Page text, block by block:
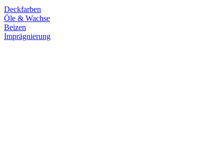
Deckfarben
Öle & Wachse
Beizen
Imprägnierung